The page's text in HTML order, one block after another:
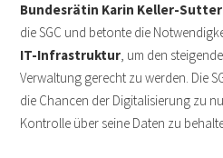
Bundesrätin Karin Keller-Sutter
die SGC und betonte die
IT-Infrastruktur, um den
Verwaltung gerecht zu werden. Die
die Chancen der Digitalisierung zu
Kontrolle über seine Daten zu